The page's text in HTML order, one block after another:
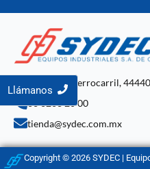
C. 4 2061, Ferrocarril,
33 3268 20 00
tienda@sydec.com.mx
Copyright © 2026 SYDEC |
Llámanos